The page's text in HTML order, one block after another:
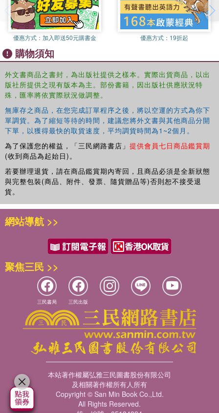
優惠方式： 加入即送50元購書金 優惠方式： 19折起
購物須知
外文書商品之書封，為出版社提供之樣本。實際出貨商品，以出
版社所提供之現有版本為主。部份書籍，因出版社供應狀況特
殊，匯率將依實際狀況做調整。
無庫存之商品，在您完成訂單程序之後，將以空運的方式為你下
單調貨。為了縮短等待的時間，建議您將外文書與其他商品分開
下單，以獲得最快的取貨速度，平均調貨時間為1~2個月。
為了保護您的權益，「三民網路書店」 提供會員七日商品鑑賞期
(收到商品為起始日)。
若要辦理退貨，請在商品鑑賞期內寄回，且商品必須是全新狀態
與完整包裝(商品、附件、發票、隨貨贈品等)否則恕不接受退
貨。
網站導航 >>
聚焦三民 >>
三民書局 三民出版
本站著作權屬弘雅三民圖書股份有限公司
及相關著作權所有人所有
Copyright © San Min Book Co.,Ltd.
All Rights Reserved.